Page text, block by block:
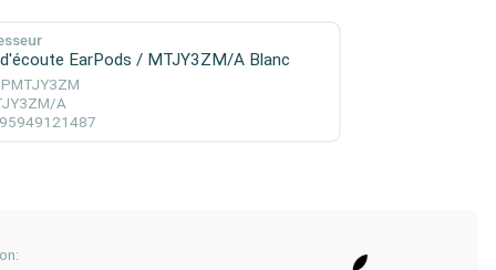
EarPods / MTJY3ZM/A Blanc
A